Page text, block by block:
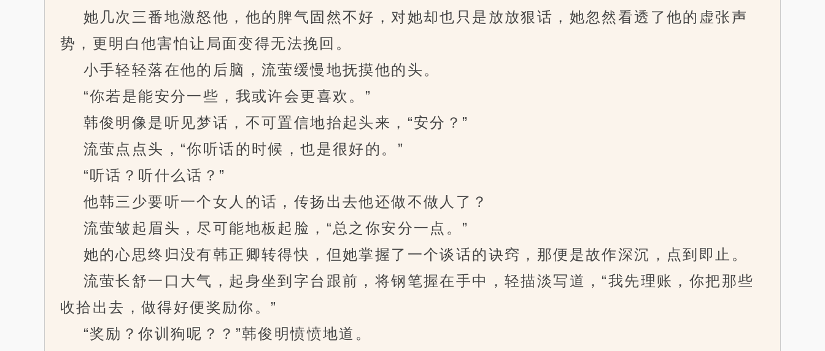
她几次三番地激怒他，他的脾气固然不好，对她却也只是放放狠话，她忽然看透了他的虚张声
势，更明白他害怕让局面变得无法挽回。
小手轻轻落在他的后脑，流萤缓慢地抚摸他的头。
“你若是能安分一些，我或许会更喜欢。”
韩俊明像是听见梦话，不可置信地抬起头来，“安分？”
流萤点点头，“你听话的时候，也是很好的。”
“听话？听什么话？”
他韩三少要听一个女人的话，传扬出去他还做不做人了？
流萤皱起眉头，尽可能地板起脸，“总之你安分一点。”
她的心思终归没有韩正卿转得快，但她掌握了一个谈话的诀窍，那便是故作深沉，点到即止。
流萤长舒一口大气，起身坐到字台跟前，将钢笔握在手中，轻描淡写道，“我先理账，你把那些
收拾出去，做得好便奖励你。”
“奖励？你训狗呢？？”韩俊明愤愤地道。